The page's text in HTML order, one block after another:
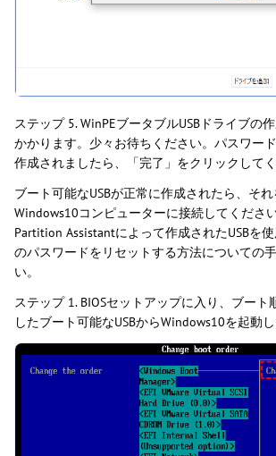
ステップ 5. WinPEブータブルUSBドライブの
かかります。少々お待ちください。パスワー
作成されましたら、「完了」をクリックしてく
ブート可能なUSBが正常に作成されたら、そ
Windows10コンピューターに接続してくださ
Partition Assistantによって作成されたUSBを
のパスワードをリセットする方法についての
い。
ステップ 1. BIOSセットアップに入り、ブー
したブート可能なUSBからWindows10を起動し